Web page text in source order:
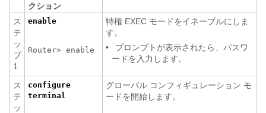
クション
ス
テ
ッ
プ
1
enable
Router> enable
特権 EXEC モードをイネーブルにしま
す。
•
プロンプトが表示されたら、パスワ
ードを入力します。
ス
テ
ッ
configure
terminal
グローバル コンフィギュレーション モ
ードを開始します。